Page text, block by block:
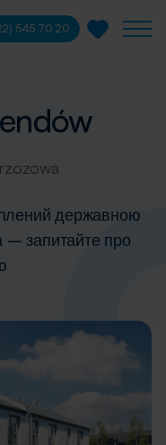
545 70 20
державною
– запитайте про